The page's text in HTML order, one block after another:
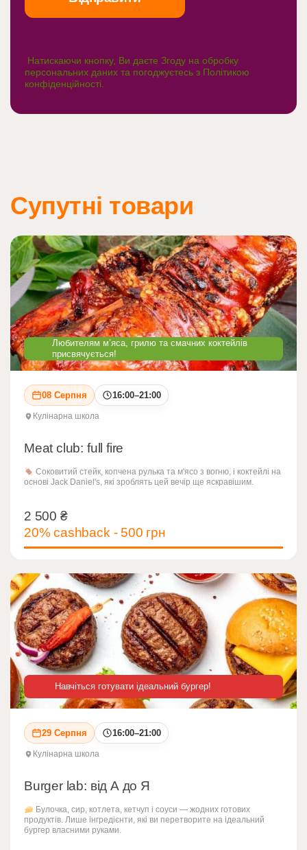
Натискаючи кнопку, Ви даєте Згоду на обробку
персональних даних та погоджуєтесь з Політикою
конфіденційності.
Супутні товари
Любителям м’яса, грилю та смачних коктейлів
присвячується!
08 Серпня 16:00–21:00
Кулінарна школа
Meat club: full fire
Соковитий стейк, копчена рулька та м'ясо з вогню, і коктейлі на
основі Jack Daniel's, які зроблять цей вечір ще яскравішим.
2 500 ₴
20% cashback - 500 грн
2 500 ₴
Навчіться готувати ідеальний бургер!
29 Серпня 16:00–21:00
Кулінарна школа
Burger lab: від А до Я
Булочка, сир, котлета, кетчуп і соуси — жодних готових
продуктів. Лише інгредієнти, які ви перетворите на ідеальний
бургер власними руками.